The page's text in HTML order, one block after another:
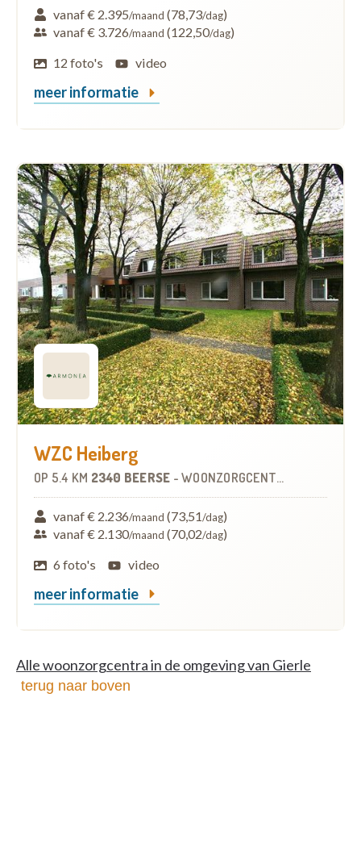
vanaf € 2.395/maand (78,73/dag)
vanaf € 3.726/maand (122,50/dag)
12 foto's
video
meer informatie
WZC Heiberg
OP 5.4 KM 2340 BEERSE - WOONZORGCENTRUM (WZC)
vanaf € 2.236/maand (73,51/dag)
vanaf € 2.130/maand (70,02/dag)
6 foto's
video
meer informatie
Alle woonzorgcentra in de omgeving van Gierle
terug naar boven